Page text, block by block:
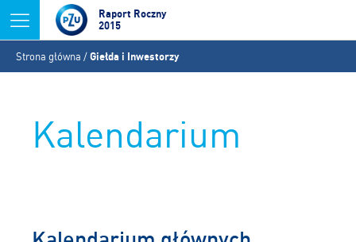
Jump to navigation
Raport Roczny
2015
Jesteś
tutaj
Strona główna /Giełda i Inwestorzy
Kalendarium